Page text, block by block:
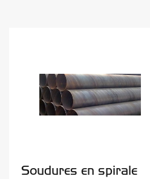
Soudures en spirale